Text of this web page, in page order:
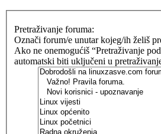
Pretraživanje foruma:
Označi forum/e unutar kojeg/ih želiš
Ako ne onemogućiš “Pretraživanje
automatski biti uključeni u